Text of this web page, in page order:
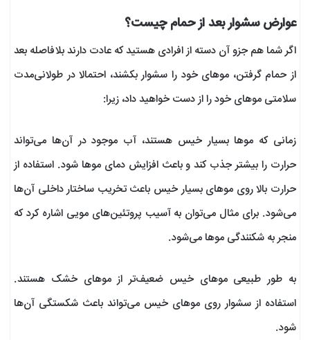
عوارض سشوار بعد از حمام چیست؟
اگر شما هم جزو آن دسته از افرادی هستید که عادت دارند بلافاصله بعد
از حمام گرفتن، موهای خود را سشوار بکشند، احتمالا در طولانی‌مدت
سلامتی موهای خود را از دست خواهید داد، زیرا:
زمانی که موها بسیار خیس هستند، آب موجود در آن‌ها می‌تواند
حرارت را بیشتر جذب کند و باعث افزایش دمای موها شود. استفاده از
حرارت بالا روی موهای بسیار خیس باعث تخریب ساختار داخلی آن‌ها
می‌شود. برای مثال می‌توان به آسیب پروتئین‌های مویی اشاره کرد که
منجر به شکنندگی موها می‌شود.
به طور طبیعی موهای خیس ضعیف‌تر از موهای خشک هستند.
استفاده از سشوار روی موهای خیس می‌تواند باعث شکستگی آن‌ها
شود.